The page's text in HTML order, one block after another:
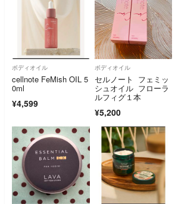
ボディオイル
cellnote FeMish OIL 5
0ml
¥4,599
ボディオイル
セルノート フェミッ
シュオイル フローラ
ルフィグ１本
¥5,200